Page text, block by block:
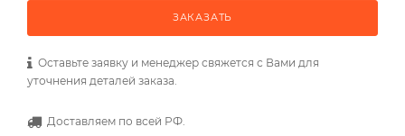
ЗАКАЗАТЬ
Оставьте заявку и менеджер свяжется с Вами для
уточнения деталей заказа.
Доставляем по всей РФ.